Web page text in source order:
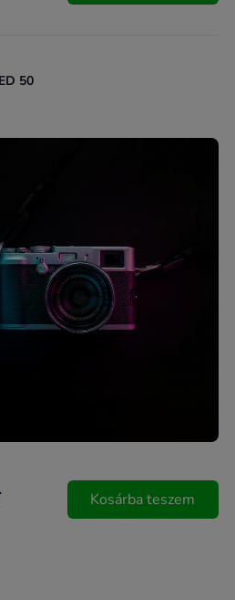
50
Kosárba teszem